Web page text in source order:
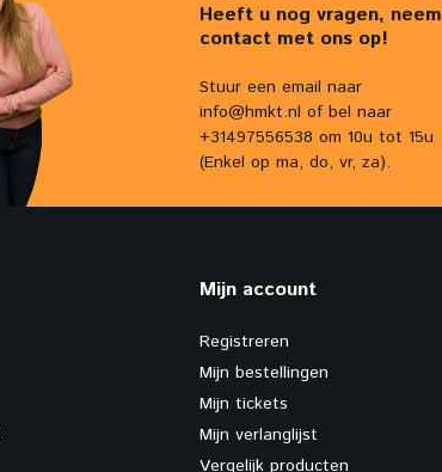
Heeft u nog vragen, neem
contact met ons op!
Stuur een email naar
info@hmkt.nl of bel naar
+31497556538 om 10u tot 15u
(Enkel op ma, do, vr, za).
Mijn account
Registreren
Mijn bestellingen
Mijn tickets
Mijn verlanglijst
Vergelijk producten